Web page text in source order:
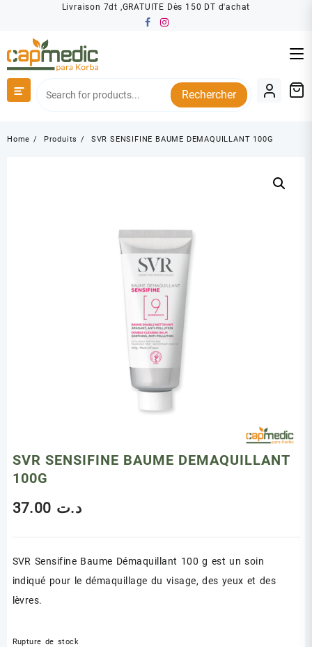
Livraison 7dt ,GRATUITE Dès 150 DT d'achat
Rechercher
Home Produits SVR SENSIFINE BAUME DEMAQUILLANT 100G
SVR SENSIFINE BAUME DEMAQUILLANT
100G
د.ت
SVR Sensifine Baume Démaquillant 100 g est un soin
indiqué pour le démaquillage du visage, des yeux et des
lèvres.
Rupture de stock